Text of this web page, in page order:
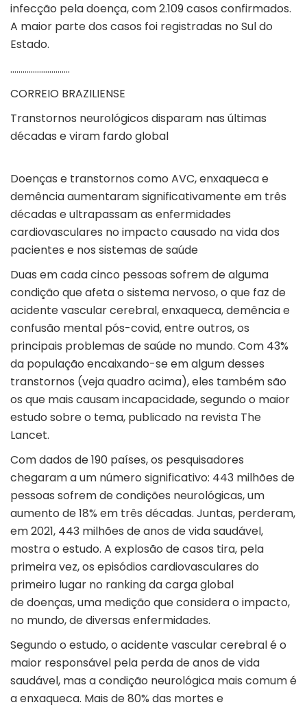
infecção pela doença, com 2.109 casos confirmados.
A maior parte dos casos foi registradas no Sul do
Estado.
………………………..
CORREIO BRAZILIENSE
Transtornos neurológicos disparam nas últimas
décadas e viram fardo global
Doenças e transtornos como AVC, enxaqueca e
demência aumentaram significativamente em três
décadas e ultrapassam as enfermidades
cardiovasculares no impacto causado na vida dos
pacientes e nos sistemas de saúde
Duas em cada cinco pessoas sofrem de alguma
condição que afeta o sistema nervoso, o que faz de
acidente vascular cerebral, enxaqueca, demência e
confusão mental pós-covid, entre outros, os
principais problemas de saúde no mundo. Com 43%
da população encaixando-se em algum desses
transtornos (veja quadro acima), eles também são
os que mais causam incapacidade, segundo o maior
estudo sobre o tema, publicado na revista The
Lancet.
Com dados de 190 países, os pesquisadores
chegaram a um número significativo: 443 milhões de
pessoas sofrem de condições neurológicas, um
aumento de 18% em três décadas. Juntas, perderam,
em 2021, 443 milhões de anos de vida saudável,
mostra o estudo. A explosão de casos tira, pela
primeira vez, os episódios cardiovasculares do
primeiro lugar no ranking da carga global
de doenças, uma medição que considera o impacto,
no mundo, de diversas enfermidades.
Segundo o estudo, o acidente vascular cerebral é o
maior responsável pela perda de anos de vida
saudável, mas a condição neurológica mais comum é
a enxaqueca. Mais de 80% das mortes e